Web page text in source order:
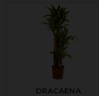
DRACAENA